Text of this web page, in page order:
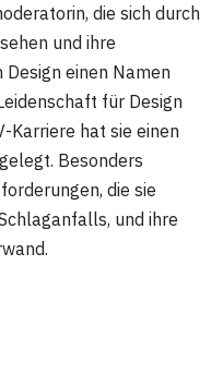
die sich durch
und ihre
einen Namen
für Design
Karriere hat sie einen
Besonders
die sie
und ihre